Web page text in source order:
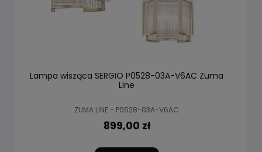
Lampa wisząca SERGIO P0528-03A-V6AC Zuma
Line
ZUMA LINE - P0528-03A-V6AC
899,00 zł